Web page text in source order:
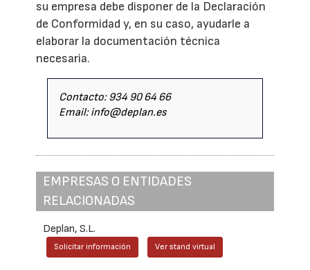
su empresa debe disponer de la Declaración
de Conformidad y, en su caso, ayudarle a
elaborar la documentación técnica
necesaria.
Contacto: 934 90 64 66
Email: info@deplan.es
EMPRESAS O ENTIDADES
RELACIONADAS
Deplan, S.L.
Solicitar información Ver stand virtual